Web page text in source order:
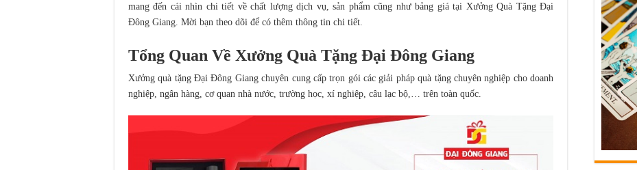
mang đến cái nhìn chi tiết về chất lượng dịch vụ, sản phẩm cũng như bảng giá tại Xưởng Quà Tặng Đại
Đông Giang. Mời bạn theo dõi để có thêm thông tin chi tiết.
Tổng Quan Về Xưởng Quà Tặng Đại Đông Giang
Xưởng quà tặng Đại Đông Giang chuyên cung cấp trọn gói các giải pháp quà tặng chuyên nghiệp cho doanh
nghiệp, ngân hàng, cơ quan nhà nước, trường học, xí nghiệp, câu lạc bộ,… trên toàn quốc.